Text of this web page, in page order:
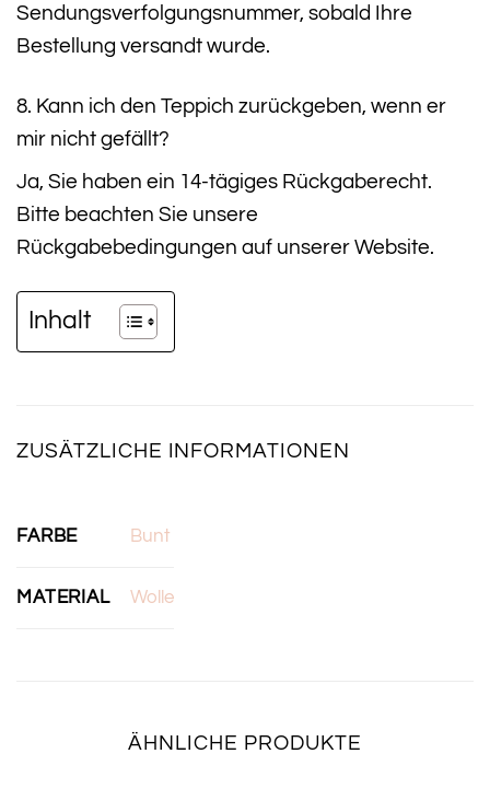
Sendungsverfolgungsnummer, sobald Ihre
Bestellung versandt wurde.
8. Kann ich den Teppich zurückgeben, wenn er
mir nicht gefällt?
Ja, Sie haben ein 14-tägiges Rückgaberecht.
Bitte beachten Sie unsere
Rückgabebedingungen auf unserer Website.
Inhalt
ZUSÄTZLICHE INFORMATIONEN
FARBE Bunt
MATERIAL Wolle
ÄHNLICHE PRODUKTE